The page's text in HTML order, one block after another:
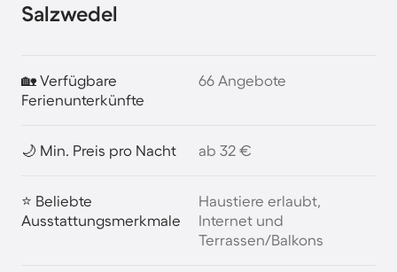
Salzwedel
🏡 Verfügbare
Ferienunterkünfte
66 Angebote
🌙 Min. Preis pro Nacht ab 32 €
⭐ Beliebte
Ausstattungsmerkmale
Haustiere erlaubt,
Internet und
Terrassen/Balkons